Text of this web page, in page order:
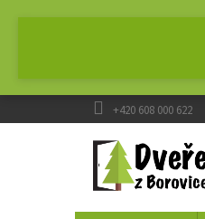
+420 608 000 622